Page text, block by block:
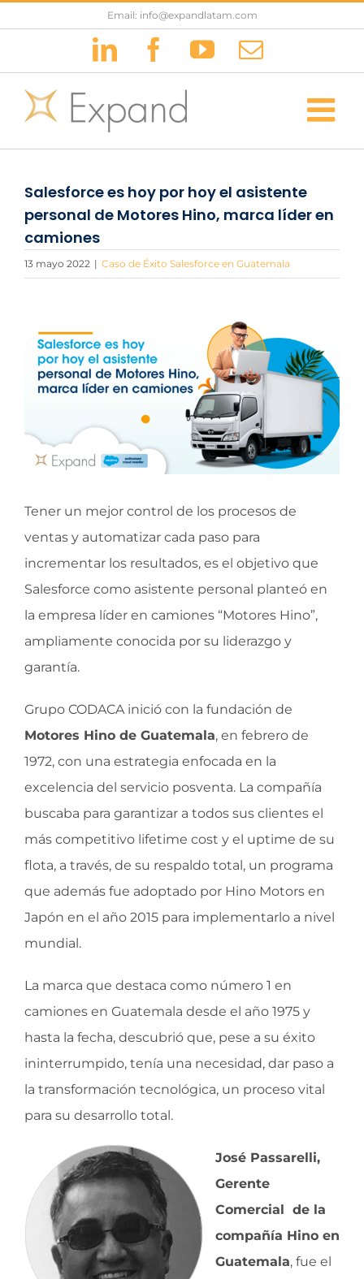
Email: info@expandlatam.com
LinkedInFacebook
YouTubeCorreo
Salesforce es hoy por hoy el asistente
personal de Motores Hino, marca líder en
camiones
13 mayo 2022 | Caso de Éxito Salesforce en Guatemala
Tener un mejor control de los procesos de
ventas y automatizar cada paso para
incrementar los resultados, es el objetivo que
Salesforce como asistente personal planteó en
la empresa líder en camiones “Motores Hino”,
ampliamente conocida por su liderazgo y
garantía.
Grupo CODACA inició con la fundación de
Motores Hino de Guatemala, en febrero de
1972, con una estrategia enfocada en la
excelencia del servicio posventa. La compañía
buscaba para garantizar a todos sus clientes el
más competitivo lifetime cost y el uptime de su
flota, a través, de su respaldo total, un programa
que además fue adoptado por Hino Motors en
Japón en el año 2015 para implementarlo a nivel
mundial.
La marca que destaca como número 1 en
camiones en Guatemala desde el año 1975 y
hasta la fecha, descubrió que, pese a su éxito
ininterrumpido, tenía una necesidad, dar paso a
la transformación tecnológica, un proceso vital
para su desarrollo total.
José Passarelli,
Gerente
Comercial de la
compañía Hino en
Guatemala, fue el